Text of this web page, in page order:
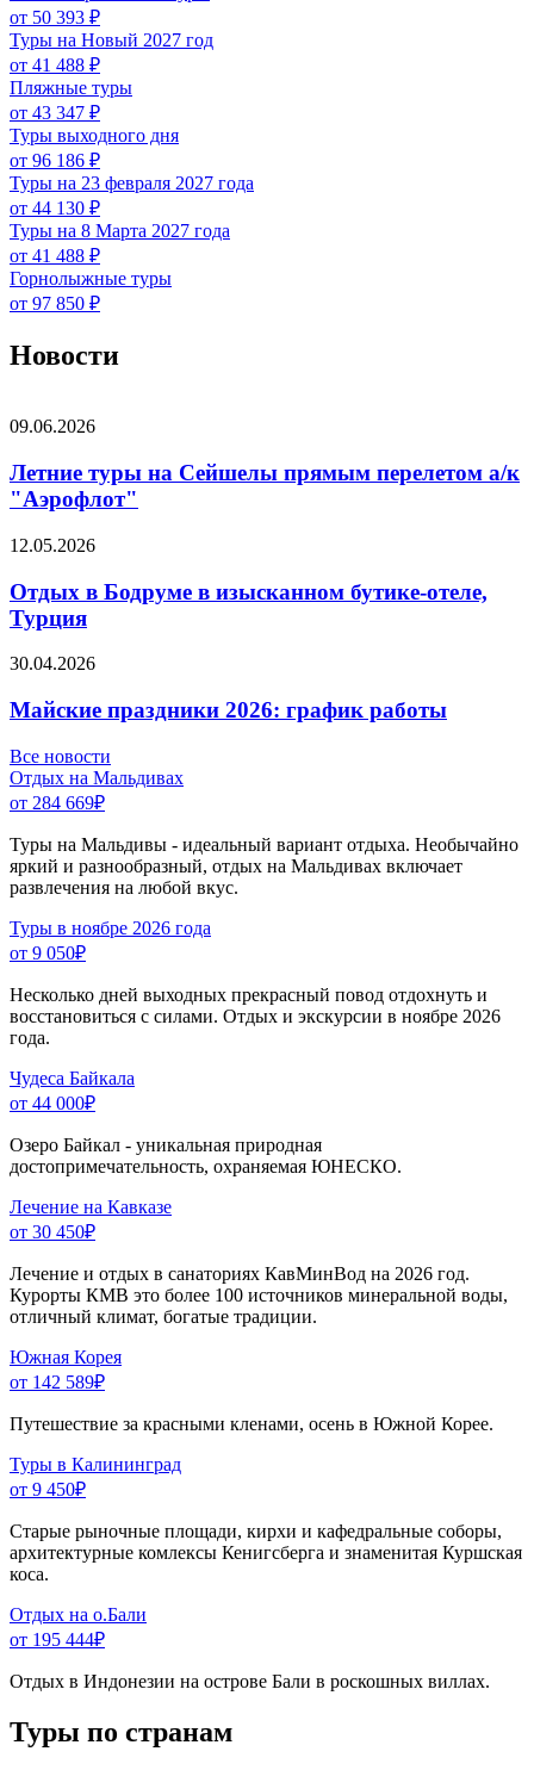
от 50 393 ₽
Туры на Новый 2027 год
от 41 488 ₽
Пляжные туры
от 43 347 ₽
Туры выходного дня
от 96 186 ₽
Туры на 23 февраля 2027 года
от 44 130 ₽
Туры на 8 Марта 2027 года
от 41 488 ₽
Горнолыжные туры
от 97 850 ₽
Новости
09.06.2026
Летние туры на Сейшелы прямым перелетом а/к
"Аэрофлот"
12.05.2026
Отдых в Бодруме в изысканном бутике-отеле,
Турция
30.04.2026
Майские праздники 2026: график работы
Все новости
Отдых на Мальдивах
от 284 669₽
Туры на Мальдивы - идеальный вариант отдыха. Необычайно
яркий и разнообразный, отдых на Мальдивах включает
развлечения на любой вкус.
Туры в ноябре 2026 года
от 9 050₽
Несколько дней выходных прекрасный повод отдохнуть и
восстановиться с силами. Отдых и экскурсии в ноябре 2026
года.
Чудеса Байкала
от 44 000₽
Озеро Байкал - уникальная природная
достопримечательность, охраняемая ЮНЕСКО.
Лечение на Кавказе
от 30 450₽
Лечение и отдых в санаториях КавМинВод на 2026 год.
Курорты КМВ это более 100 источников минеральной воды,
отличный климат, богатые традиции.
Южная Корея
от 142 589₽
Путешествие за красными кленами, осень в Южной Корее.
Туры в Калининград
от 9 450₽
Старые рыночные площади, кирхи и кафедральные соборы,
архитектурные комлексы Кенигсберга и знаменитая Куршская
коса.
Отдых на о.Бали
от 195 444₽
Отдых в Индонезии на острове Бали в роскошных виллах.
Туры по странам